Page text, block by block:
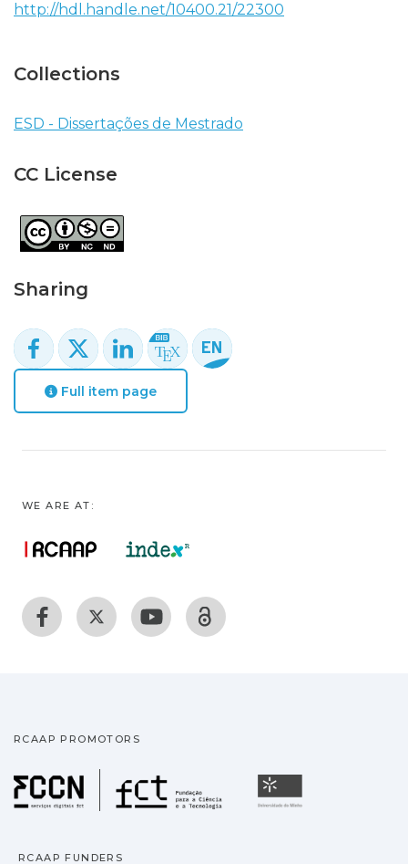
http://hdl.handle.net/10400.21/22300
Collections
ESD - Dissertações de Mestrado
CC License
Sharing
Full item page
WE ARE AT:
RCAAP PROMOTORS
Fundação para a
RCAAP FUNDERS